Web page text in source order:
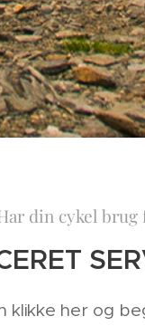
din cykel brug
klikke her og